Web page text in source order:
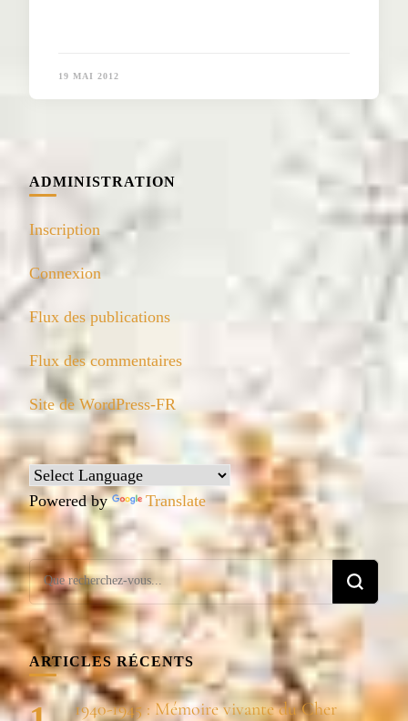
19 MAI 2012
ADMINISTRATION
Inscription
Connexion
Flux des publications
Flux des commentaires
Site de WordPress-FR
Powered by Translate
Vous
recherchiez
quelque
chose ?
ARTICLES RÉCENTS
1940-1945 : Mémoire vivante du Cher